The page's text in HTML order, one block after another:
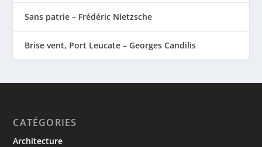
Sans patrie – Frédéric Nietzsche
Brise vent, Port Leucate – Georges Candilis
CATÉGORIES
Architecture